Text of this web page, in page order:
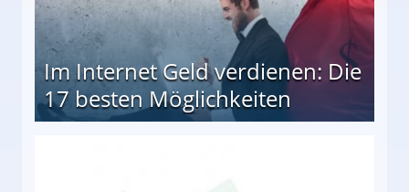
Im Internet Geld verdienen: Die
17 besten Möglichkeiten